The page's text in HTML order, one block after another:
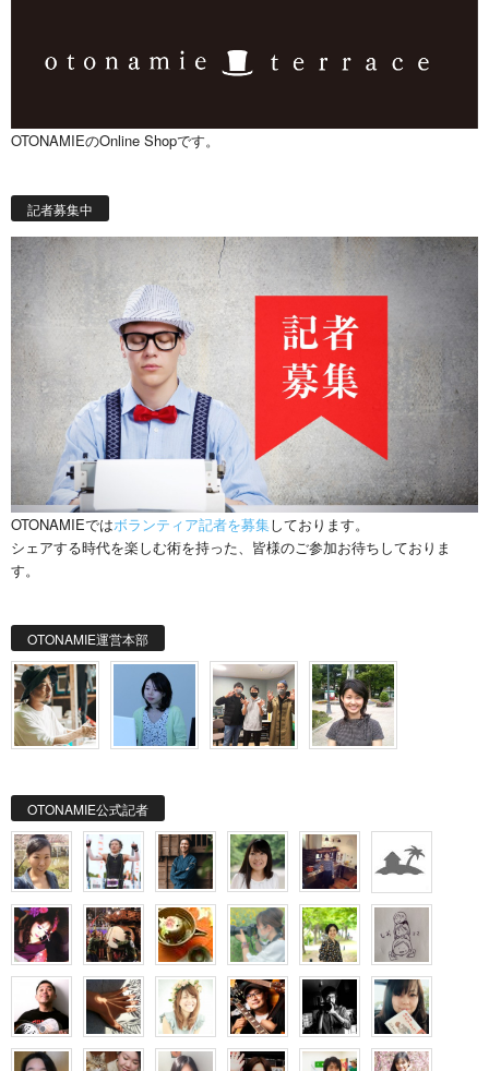
OTONAMIEのOnline Shopです。
記者募集中
OTONAMIEではボランティア記者を募集しております。
シェアする時代を楽しむ術を持った、皆様のご参加お待ちしておりま
す。
OTONAMIE運営本部
OTONAMIE公式記者